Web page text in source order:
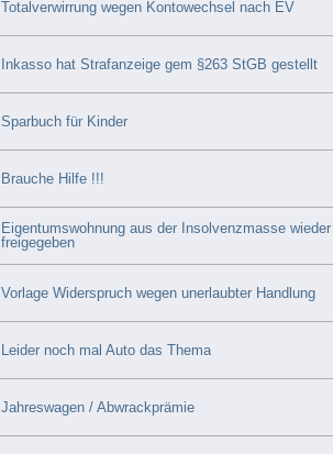
Totalverwirrung wegen Kontowechsel nach EV
Inkasso hat Strafanzeige gem §263 StGB gestellt
Sparbuch für Kinder
Brauche Hilfe !!!
Eigentumswohnung aus der Insolvenzmasse wieder
freigegeben
Vorlage Widerspruch wegen unerlaubter Handlung
Leider noch mal Auto das Thema
Jahreswagen / Abwrackprämie